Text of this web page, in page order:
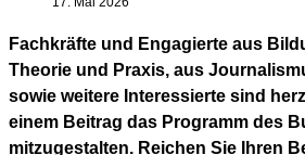
Fachkräfte und Engagierte aus
Theorie und Praxis, aus
sowie weitere Interessierte sind
einem Beitrag das Programm des
mitzugestalten. Reichen Sie Ihren